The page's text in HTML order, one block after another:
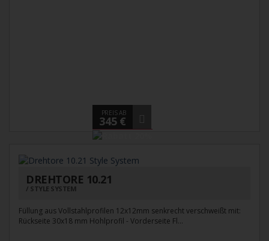
PREIS AB
345 €
DREHTORE 10.21
STYLE SYSTEM
Füllung aus Vollstahlprofilen 12x12mm senkrecht verschweißt mit:
Rückseite 30x18 mm Hohlprofil - Vorderseite Fl...